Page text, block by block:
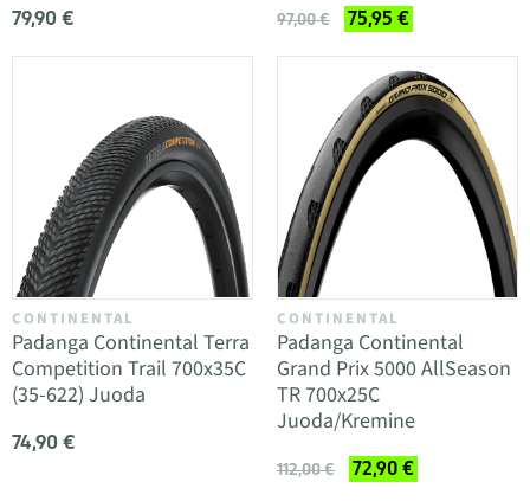
79,90 € 97,00 € 75,95 €
CONTINENTAL
Padanga Continental Terra
Competition Trail 700x35C
(35-622) Juoda
74,90 €
CONTINENTAL
Padanga Continental
Grand Prix 5000 AllSeason
TR 700x25C
Juoda/Kremine
112,00 € 72,90 €